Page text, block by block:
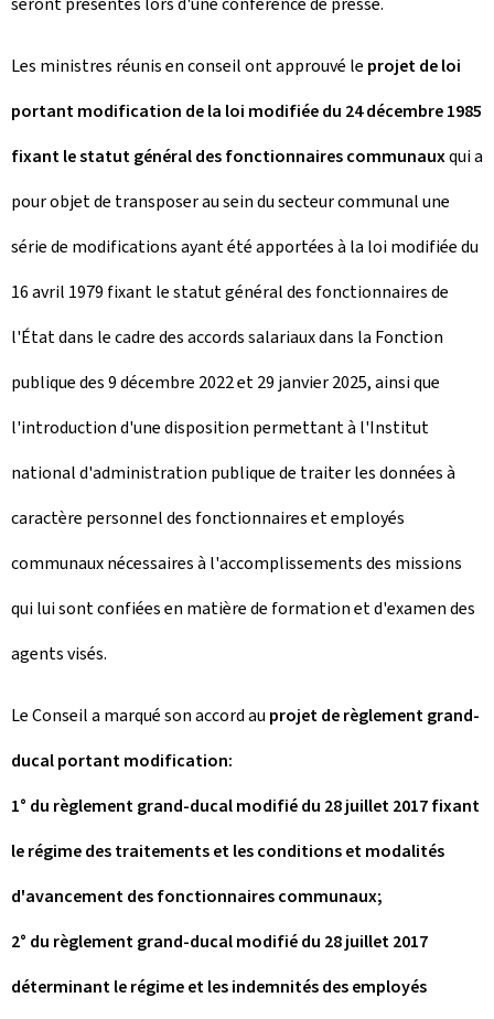
Les ministres réunis en conseil ont approuvé le projet de loi
portant modification de la loi modifiée du 24 décembre 1985
fixant le statut général des fonctionnaires communauxqui a
pour objet de transposer au sein du secteur communal une
série de modifications ayant été apportées à la loi modifiée du
16 avril 1979 fixant le statut général des fonctionnaires de
l'État dans le cadre des accords salariaux dans la Fonction
publique des 9 décembre 2022 et 29 janvier 2025, ainsi que
l'introduction d'une disposition permettant à l'Institut
national d'administration publique de traiter les données à
caractère personnel des fonctionnaires et employés
communaux nécessaires à l'accomplissements des missions
qui lui sont confiées en matière de formation et d'examen des
agents visés.
Le Conseil a marqué son accord au projet de règlement grand-
ducal portant modification:
1° du règlement grand-ducal modifié du 28 juillet 2017 fixant
le régime des traitements et les conditions et modalités
d'avancement des fonctionnaires communaux;
2° du règlement grand-ducal modifié du 28 juillet 2017
déterminant le régime et les indemnités des employés